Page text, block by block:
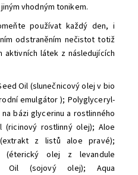
vhodným tonikem.
používat každý den, i
odstraněním nečistot totiž
látek z následujících
Oil (slunečnicový olej v bio
emulgátor ); Polyglyceryl-
bázi glycerinu a rostlinného
(ricinový rostlinný olej); Aloe
z listů aloe pravé);
(éterický olej z levandule
Oil (sojový olej); Aqua